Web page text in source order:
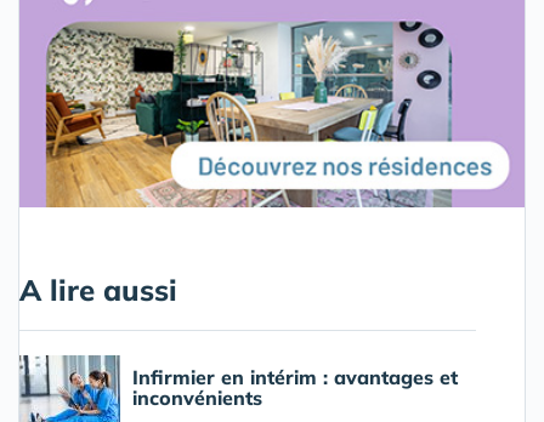
A lire aussi
Infirmier en intérim : avantages et
inconvénients